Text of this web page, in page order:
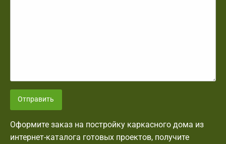
Отправить
Оформите заказ на постройку каркасного дома из
интернет-каталога готовых проектов, получите